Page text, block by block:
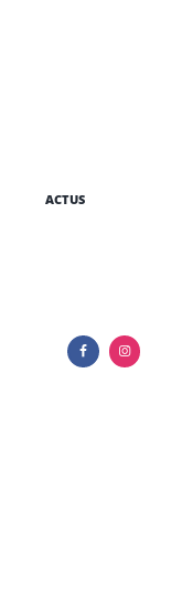
ACTUS